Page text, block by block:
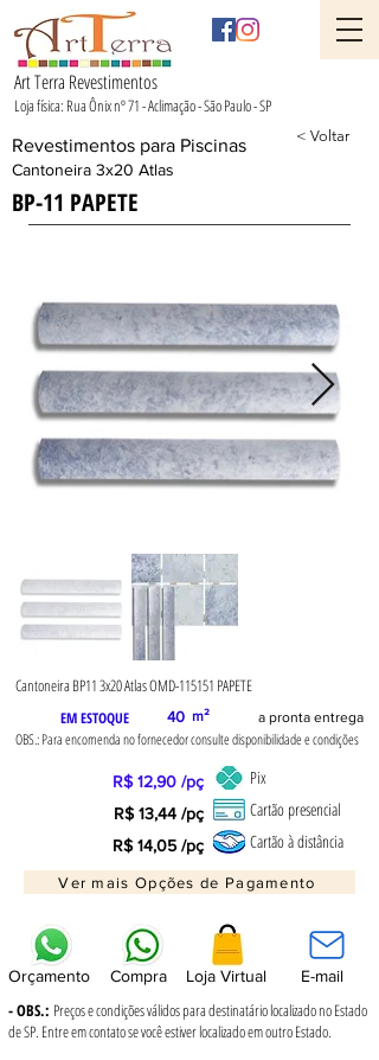
Art Terra Revestimentos
Loja física: Rua Ônix nº 71 - Aclimação - São Paulo - SP
Revestimentos para Piscinas < Voltar
Cantoneira 3x20 Atlas
BP-11 PAPETE
Cantoneira BP11 3x20 Atlas OMD-115151 PAPETE
EM ESTOQUE 40 m² a pronta entrega
OBS.: Para encomenda no fornecedor consulte disponibilidade e condições
R$ 12,90 /pç Pix
R$ 13,44 /pç Cartão presencial
R$ 14,05 /pç Cartão à distância
Ver mais Opções de Pagamento
Orçamento Compra Loja Virtual E-mail
- OBS.: Preços e condições válidos para destinatário localizado no Estado
de SP. Entre em contato se você estiver localizado em outro Estado.